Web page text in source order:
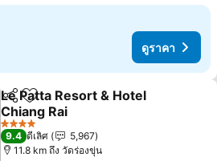
ดูราคา
แชร์ เพิ่มในรายการโปรด
Le Patta Resort & Hotel
Chiang Rai
4 ดาว
9.4 ดีเลิศ
5,967
11.8 km ถึง วัดร่องขุ่น